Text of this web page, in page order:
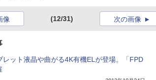
像 (12/31) 次の画像
レット液晶や曲がる4K有機ELが登場。「FPD